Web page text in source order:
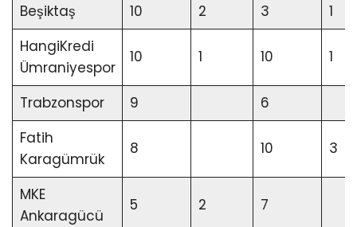
Beşiktaş 10 2 3
1
HangiKredi
Ümraniyespor
10 1 10 1
Trabzonspor 9
6
Fatih
Karagümrük
8 10 3
MKE
Ankaragücü
5 2 7